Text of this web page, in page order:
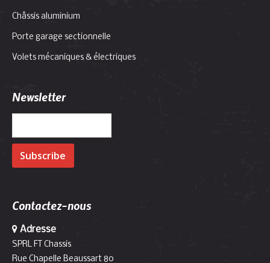
Châssis aluminium
Porte garage sectionnelle
Volets mécaniques & électriques
Newsletter
Contactez-nous
Adresse
SPRL FT Chassis
Rue Chapelle Beaussart 80